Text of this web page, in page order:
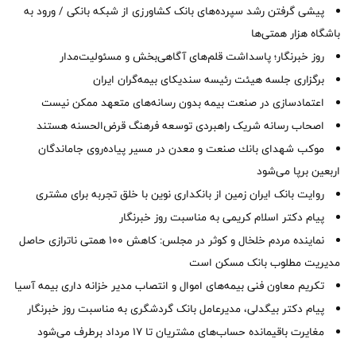
پیشی گرفتن رشد سپرده‌های بانک کشاورزی از شبکه بانکی / ورود به
باشگاه هزار همتی‌ها
روز خبرنگار؛ پاسداشت قلم‌های آگاهی‌بخش و مسئولیت‌مدار
برگزاری جلسه هیئت رئیسه سندیکای بیمه‌گران ایران
اعتمادسازی در صنعت بیمه بدون رسانه‌های متعهد ممکن نیست
اصحاب رسانه شریک راهبردی توسعه فرهنگ قرض‌الحسنه هستند
موكب شهدای بانك صنعت و معدن در مسیر پیاده‌روی جاماندگان
اربعین برپا می‌شود
روایت بانک ایران زمین از بانکداری نوین با خلق تجربه برای مشتری
پیام دکتر اسلام کریمی به مناسبت روز خبرنگار
نماینده مردم خلخال و کوثر در مجلس: کاهش ۱۰۰ همتی ناترازی حاصل
مدیریت مطلوب بانک مسکن است
تکریم معاون فنی بیمه‌های اموال و انتصاب مدیر خزانه داری بیمه آسیا
پیام دکتر بیگدلی، مدیرعامل بانک گردشگری به مناسبت روز خبرنگار
مغایرت‌ باقیمانده حساب‌های مشتریان تا ۱۷ مرداد برطرف می‌شود